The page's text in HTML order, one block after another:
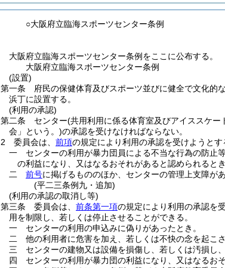
○大阪府立臨海スポーツセンター条例
大阪府立臨海スポーツセンター条例をここに公布する。
大阪府立臨海スポーツセンター条例
(設置)
第一条
府民の保健体育及びスポーツ並びに健全で文化的
浜丁に設置する。
(利用の承認)
第二条
センター(共用利用に係る体育室及びアイススケー
会」という。)の承認を受けなければならない。
2
委員会は、 前項の規定により利用の承認を受けようとす
一
センターの利用が暴力団員による不当な行為の防止
の利益になり、又はなるおそれがあると認められるとき
二
前号に掲げるもののほか、センターの管理上支障が
(平二三条例九・追加)
(利用の承認の取消し等)
第三条
委員会は、 前条第一項の規定により利用の承認を
用を制限し、若しくは停止させることができる。
一
センターの利用の申込みに偽りがあったとき。
二
他の利用者に危害を加え、若しくは不快の念を起こ
三
センターの建物又は設備を損傷し、若しくは汚損し
四
センターの利用が暴力団の利益になり、又はなるお